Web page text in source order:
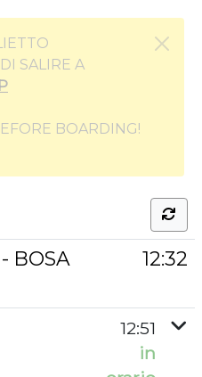
SALIRE A
BOARDING!
BOSA
12:32
12:51
in